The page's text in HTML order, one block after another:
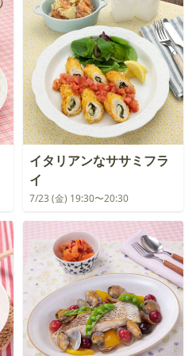
イタリアンなササミフラ
イ
7/23 (金) 19:30〜20:30